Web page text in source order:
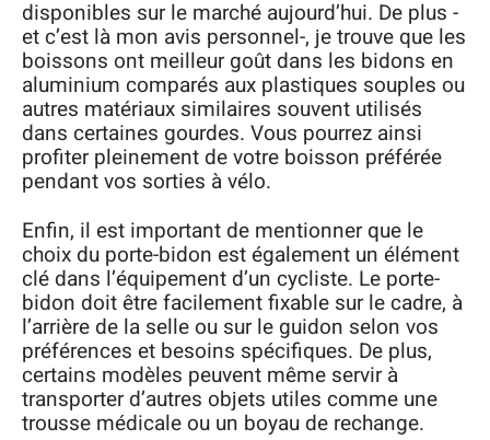
disponibles sur le marché aujourd’hui. De plus -
et c’est là mon avis personnel-, je trouve que les
boissons ont meilleur goût dans les bidons en
aluminium comparés aux plastiques souples ou
autres matériaux similaires souvent utilisés
dans certaines gourdes. Vous pourrez ainsi
profiter pleinement de votre boisson préférée
pendant vos sorties à vélo.
Enfin, il est important de mentionner que le
choix du porte-bidon est également un élément
clé dans l’équipement d’un cycliste. Le porte-
bidon doit être facilement fixable sur le cadre, à
l’arrière de la selle ou sur le guidon selon vos
préférences et besoins spécifiques. De plus,
certains modèles peuvent même servir à
transporter d’autres objets utiles comme une
trousse médicale ou un boyau de rechange.